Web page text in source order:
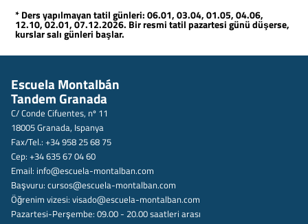
* Ders yapılmayan tatil günleri: 06.01, 03.04, 01.05, 04.06,
12.10, 02.01, 07.12.2026. Bir resmi tatil pazartesi günü düşerse,
kurslar salı günleri başlar.
Escuela Montalbán
Tandem Granada
C/ Conde Cifuentes, nº 11
18005 Granada, Ispanya
Fax/Tel.: +34 958 25 68 75
Cep: +34 635 67 04 60
Email: info@escuela-montalban.com
Başvuru: cursos@escuela-montalban.com
Öğrenim vizesi: visado@escuela-montalban.com
Pazartesi-Perşembe: 09.00 - 20.00 saatleri arası